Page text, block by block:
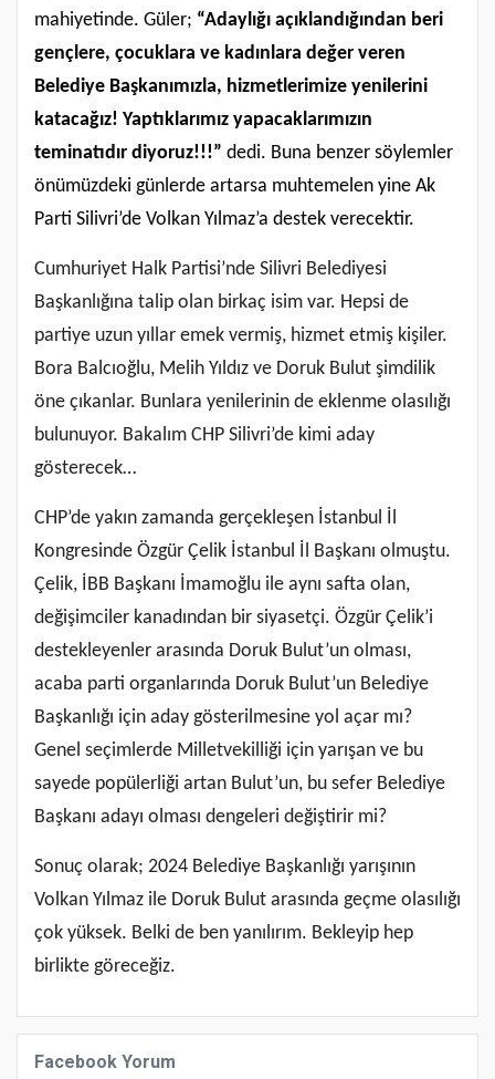
mahiyetinde. Güler; “Adaylığı açıklandığından beri
gençlere, çocuklara ve kadınlara değer veren
Belediye Başkanımızla, hizmetlerimize yenilerini
katacağız! Yaptıklarımız yapacaklarımızın
teminatıdır diyoruz!!!” dedi. Buna benzer söylemler
önümüzdeki günlerde artarsa muhtemelen yine Ak
Parti Silivri’de Volkan Yılmaz’a destek verecektir.
Cumhuriyet Halk Partisi’nde Silivri Belediyesi
Başkanlığına talip olan birkaç isim var. Hepsi de
partiye uzun yıllar emek vermiş, hizmet etmiş kişiler.
Bora Balcıoğlu, Melih Yıldız ve Doruk Bulut şimdilik
öne çıkanlar. Bunlara yenilerinin de eklenme olasılığı
bulunuyor. Bakalım CHP Silivri’de kimi aday
gösterecek…
CHP’de yakın zamanda gerçekleşen İstanbul İl
Kongresinde Özgür Çelik İstanbul İl Başkanı olmuştu.
Çelik, İBB Başkanı İmamoğlu ile aynı safta olan,
değişimciler kanadından bir siyasetçi. Özgür Çelik’i
destekleyenler arasında Doruk Bulut’un olması,
acaba parti organlarında Doruk Bulut’un Belediye
Başkanlığı için aday gösterilmesine yol açar mı?
Genel seçimlerde Milletvekilliği için yarışan ve bu
sayede popülerliği artan Bulut’un, bu sefer Belediye
Başkanı adayı olması dengeleri değiştirir mi?
Sonuç olarak; 2024 Belediye Başkanlığı yarışının
Volkan Yılmaz ile Doruk Bulut arasında geçme olasılığı
çok yüksek. Belki de ben yanılırım. Bekleyip hep
birlikte göreceğiz.
Facebook Yorum